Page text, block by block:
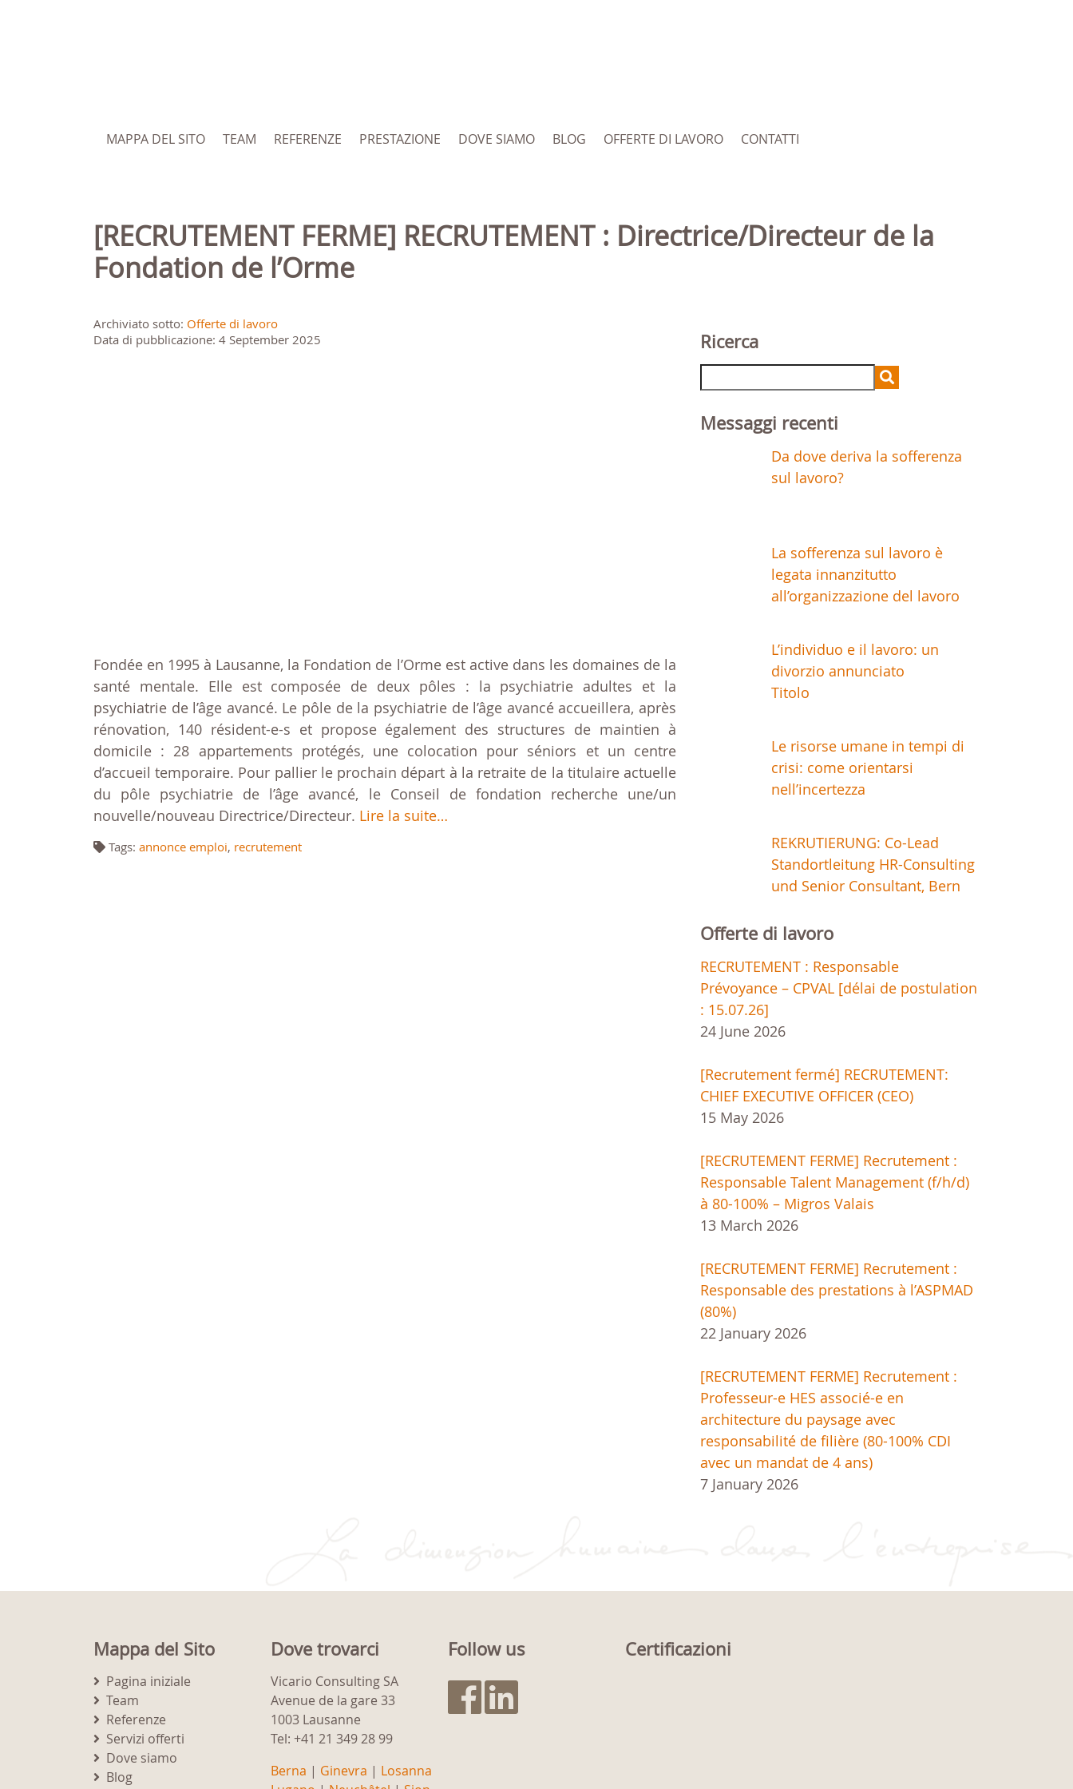
MAPPA DEL SITO TEAM REFERENZE PRESTAZIONE DOVE SIAMO BLOG OFFERTE DI LAVORO CONTATTI
[RECRUTEMENT FERME] RECRUTEMENT : Directrice/Directeur de la
Fondation de l’Orme
Archiviato sotto: Offerte di lavoro
Data di pubblicazione: 4 September 2025
Fondée en 1995 à Lausanne, la Fondation de l’Orme est active dans les domaines de la
santé mentale. Elle est composée de deux pôles : la psychiatrie adultes et la
psychiatrie de l’âge avancé. Le pôle de la psychiatrie de l’âge avancé accueillera, après
rénovation, 140 résident-e-s et propose également des structures de maintien à
domicile : 28 appartements protégés, une colocation pour séniors et un centre
d’accueil temporaire. Pour pallier le prochain départ à la retraite de la titulaire actuelle
du pôle psychiatrie de l’âge avancé, le Conseil de fondation recherche une/un
nouvelle/nouveau Directrice/Directeur. Lire la suite…
Tags: annonce emploi, recrutement
Ricerca
for:
Messaggi recenti
Da dove deriva la sofferenza
sul lavoro?
La sofferenza sul lavoro è
legata innanzitutto
all’organizzazione del lavoro
L’individuo e il lavoro: un
divorzio annunciato
Titolo
Le risorse umane in tempi di
crisi: come orientarsi
nell’incertezza
REKRUTIERUNG: Co-Lead
Standortleitung HR-Consulting
und Senior Consultant, Bern
Offerte di lavoro
RECRUTEMENT : Responsable
Prévoyance – CPVAL [délai de postulation
: 15.07.26]
24 June 2026
[Recrutement fermé] RECRUTEMENT:
CHIEF EXECUTIVE OFFICER (CEO)
15 May 2026
[RECRUTEMENT FERME] Recrutement :
Responsable Talent Management (f/h/d)
à 80-100% – Migros Valais
13 March 2026
[RECRUTEMENT FERME] Recrutement :
Responsable des prestations à l’ASPMAD
(80%)
22 January 2026
[RECRUTEMENT FERME] Recrutement :
Professeur-e HES associé-e en
architecture du paysage avec
responsabilité de filière (80-100% CDI
avec un mandat de 4 ans)
7 January 2026
Mappa del Sito
Pagina iniziale
Team
Referenze
Servizi offerti
Dove siamo
Blog
Dove trovarci
Vicario Consulting SA
Avenue de la gare 33
1003 Lausanne
Tel: +41 21 349 28 99
Berna | Ginevra | Losanna
Follow us Certificazioni